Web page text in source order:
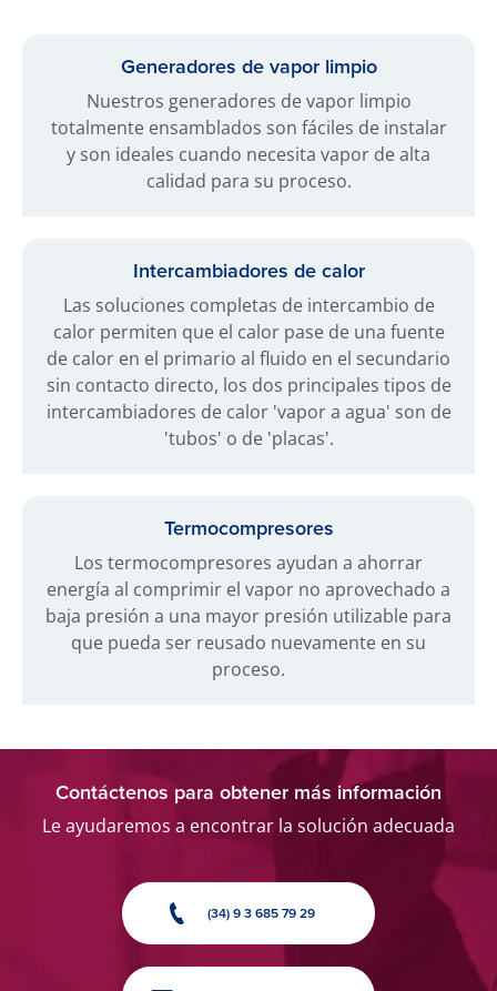
Generadores de vapor limpio
Nuestros generadores de vapor limpio
totalmente ensamblados son fáciles de instalar
y son ideales cuando necesita vapor de alta
calidad para su proceso.
Intercambiadores de calor
Las soluciones completas de intercambio de
calor permiten que el calor pase de una fuente
de calor en el primario al fluido en el secundario
sin contacto directo, los dos principales tipos de
intercambiadores de calor 'vapor a agua' son de
'tubos' o de 'placas'.
Termocompresores
Los termocompresores ayudan a ahorrar
energía al comprimir el vapor no aprovechado a
baja presión a una mayor presión utilizable para
que pueda ser reusado nuevamente en su
proceso.
Contáctenos para obtener más información
Le ayudaremos a encontrar la solución adecuada
(34) 9 3 685 79 29